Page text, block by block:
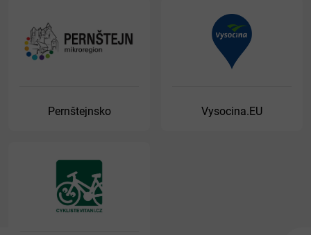
Pernštejnsko Vysocina.EU